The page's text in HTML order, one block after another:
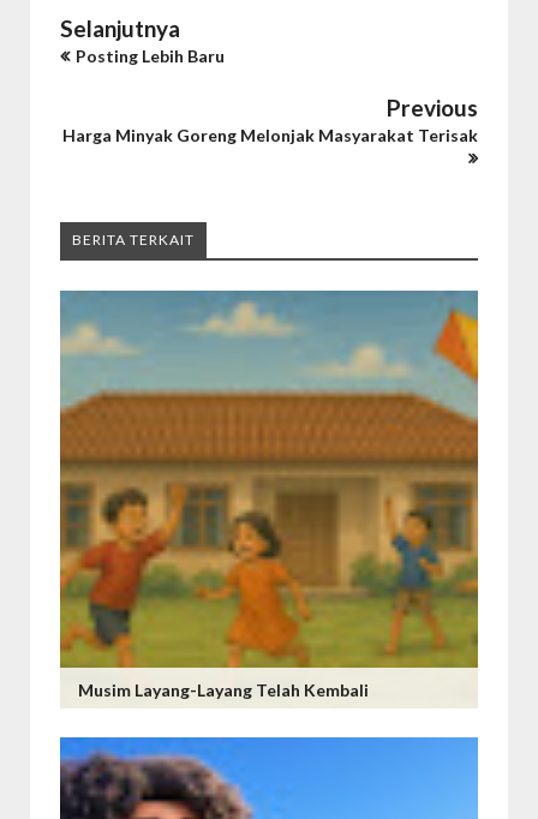
Selanjutnya
Posting Lebih Baru
Previous
Harga Minyak Goreng Melonjak Masyarakat Terisak
BERITA TERKAIT
Musim Layang-Layang Telah Kembali